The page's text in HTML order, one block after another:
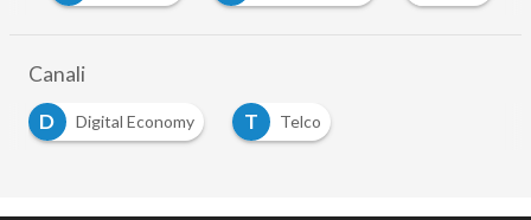
Canali
D
Digital Economy T Telco